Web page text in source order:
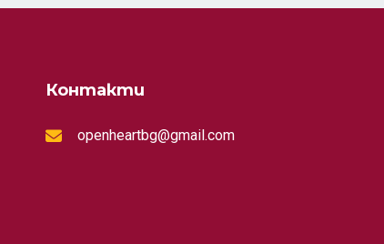
Контакти
openheartbg@gmail.com